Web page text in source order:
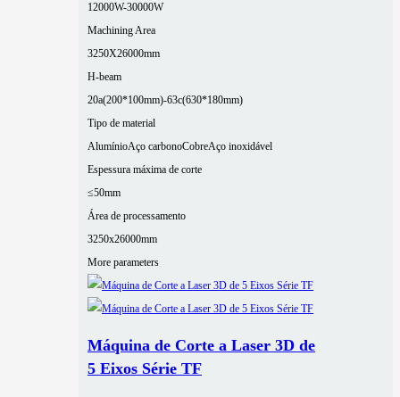
12000W-30000W
Machining Area
3250X26000mm
H-beam
20a(200*100mm)-63c(630*180mm)
Tipo de material
AlumínioAço carbonoCobreAço inoxidável
Espessura máxima de corte
≤50mm
Área de processamento
3250x26000mm
More parameters
Máquina de Corte a Laser 3D de
5 Eixos Série TF